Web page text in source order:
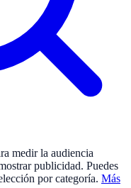
medir la audiencia
publicidad. Puedes
por categoría. Más